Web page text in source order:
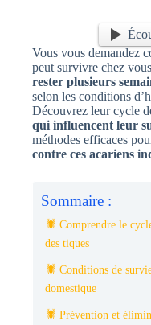
Vous vous demandez
peut survivre chez
rester plusieurs
selon les conditions
Découvrez leur cycle
qui influencent leur
méthodes efficaces
contre ces acariens
Sommaire :
🕷️ Comprendre le
des tiques
🕷️ Conditions de
domestique
🕷️ Prévention et